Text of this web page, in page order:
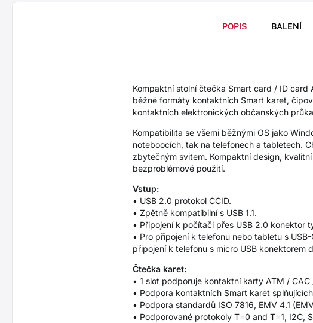
POPIS BALENÍ
Kompaktní stolní čtečka Smart card / ID card
běžné formáty kontaktních Smart karet,
kontaktních elektronických občanských
Kompatibilita se všemi běžnými OS jako
noteboocích, tak na telefonech a tabletech.
zbytečným svitem. Kompaktní design,
bezproblémové použití.
Vstup:
• USB 2.0 protokol CCID.
• Zpětně kompatibilní s USB 1.1.
• Připojení k počítači přes USB 2.0 konektor
• Pro připojení k telefonu nebo tabletu s
připojení k telefonu s micro USB konektorem
Čtečka karet:
• 1 slot podporuje kontaktní karty ATM / CAC
• Podpora kontaktních Smart karet
• Podpora standardů ISO 7816, EMV 4.1
• Podporované protokoly T=0 and T=1, I2C,